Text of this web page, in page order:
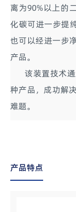
离为90%以上的
化碳可进一步提
也可以经进一步
产品。
该装置技术
种产品，成功解
难题。
产品特点